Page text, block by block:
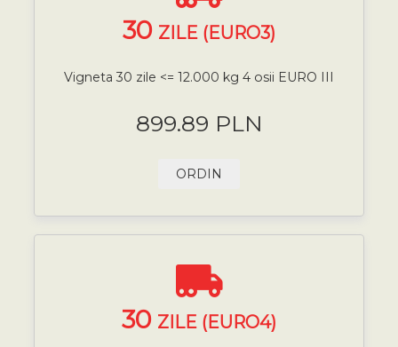
30 ZILE (EURO3)
Vigneta 30 zile <= 12.000 kg 4 osii EURO III
899.89 PLN
ORDIN
30 ZILE (EURO4)